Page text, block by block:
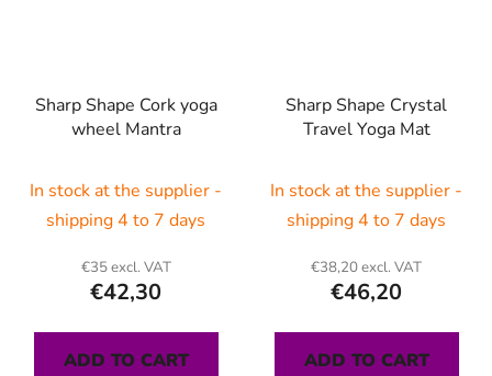
Sharp Shape Cork yoga
wheel Mantra
In stock at the supplier -
shipping 4 to 7 days
€35 excl. VAT
€42,30
ADD TO CART
Sharp Shape Crystal
Travel Yoga Mat
In stock at the supplier -
shipping 4 to 7 days
€38,20 excl. VAT
€46,20
ADD TO CART